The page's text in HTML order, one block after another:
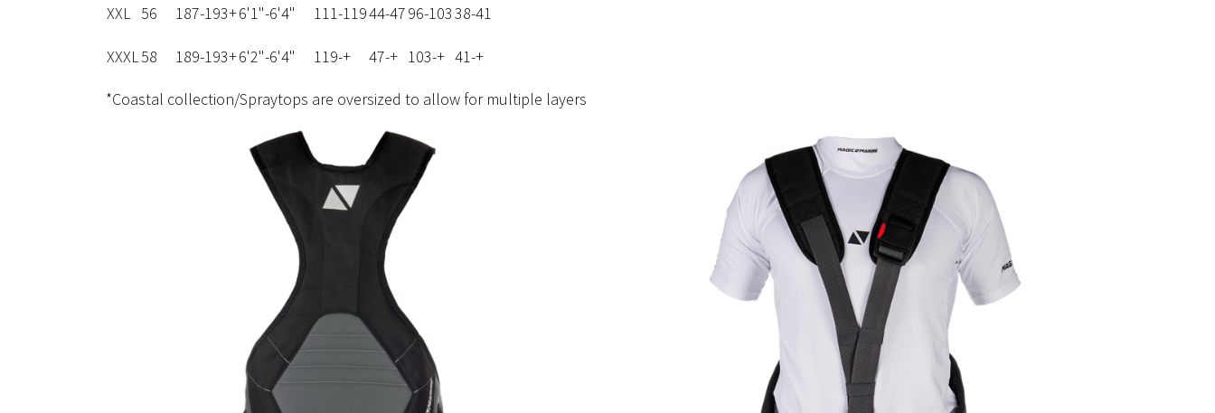
XXL 56 187-193+6'1"-6'4" 111-11944-4796-10338-41
XXXL58 189-193+6'2"-6'4" 119-+ 47-+ 103-+ 41-+
*Coastal collection/Spraytops are oversized to allow for multiple layers